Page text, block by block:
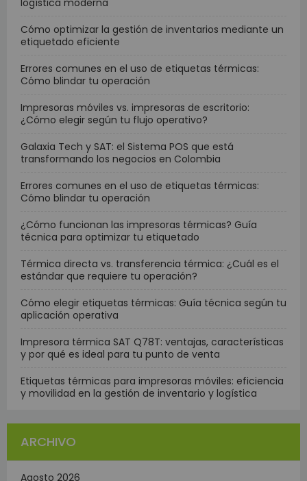
Cómo optimizar la gestión de inventarios mediante un
etiquetado eficiente
Errores comunes en el uso de etiquetas térmicas:
Cómo blindar tu operación
Impresoras móviles vs. impresoras de escritorio:
¿Cómo elegir según tu flujo operativo?
Galaxia Tech y SAT: el Sistema POS que está
transformando los negocios en Colombia
Errores comunes en el uso de etiquetas térmicas:
Cómo blindar tu operación
¿Cómo funcionan las impresoras térmicas? Guía
técnica para optimizar tu etiquetado
Térmica directa vs. transferencia térmica: ¿Cuál es el
estándar que requiere tu operación?
Cómo elegir etiquetas térmicas: Guía técnica según tu
aplicación operativa
Impresora térmica SAT Q78T: ventajas, características
y por qué es ideal para tu punto de venta
Etiquetas térmicas para impresoras móviles: eficiencia
y movilidad en la gestión de inventario y logística
ARCHIVO
Agosto 2026